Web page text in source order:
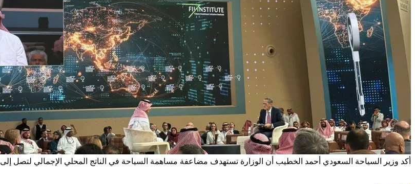
أكد وزير السياحة السعودي أحمد الخطيب أن الوزارة تستهدف مضاعفة مساهمة السياحة في الناتج المحلي الإجمالي لتصل إلى 10 في المائة خلال السنوات الخمس المقبلة.